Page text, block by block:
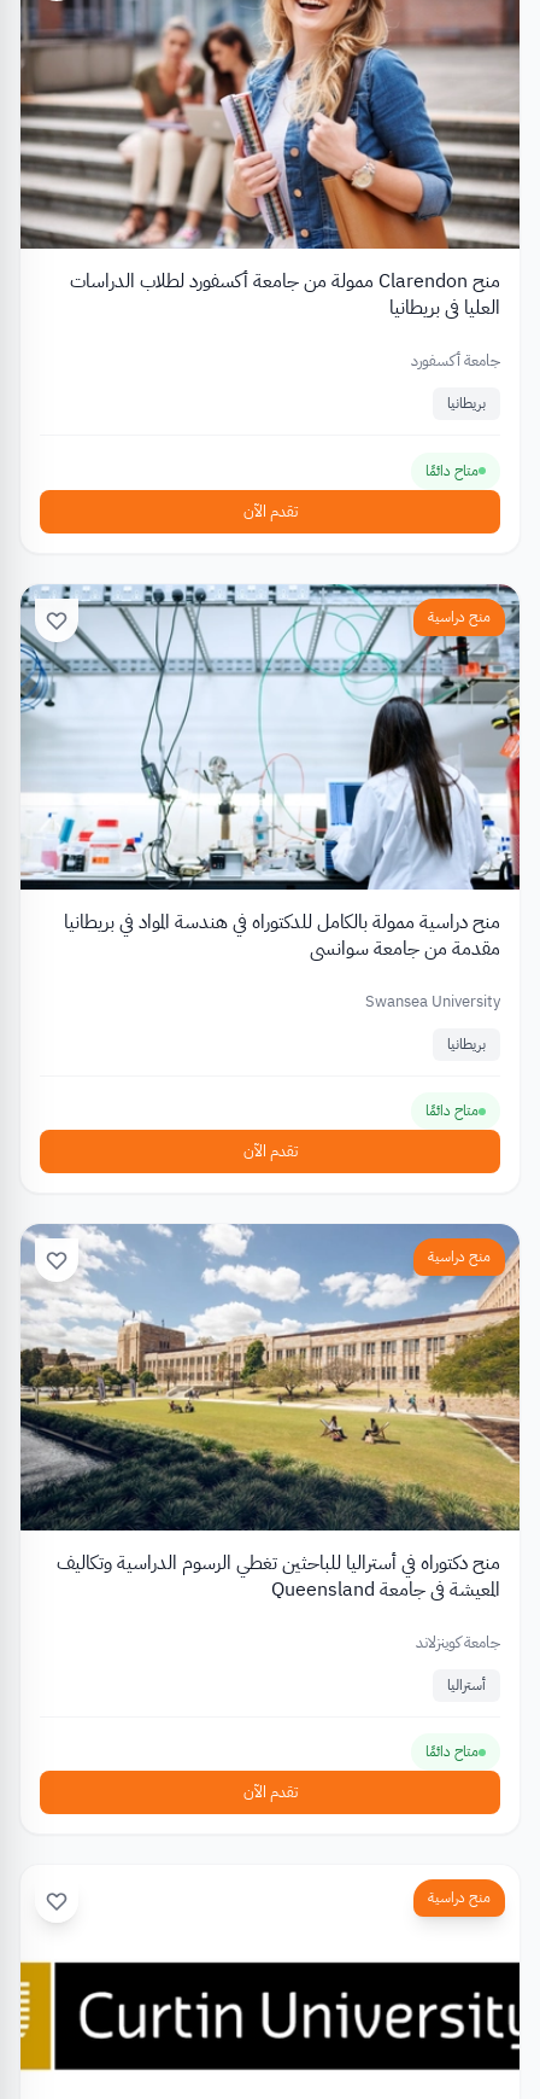
منح Clarendon ممولة من جامعة أكسفورد لطلاب الدراسات
العليا في بريطانيا
جامعة أكسفورد
بريطانيا
متاح دائمًا
تقدم الآن
منح دراسية
منح دراسية ممولة بالكامل للدكتوراه في هندسة المواد في بريطانيا
مقدمة من جامعة سوانسي
Swansea University
بريطانيا
متاح دائمًا
تقدم الآن
منح دراسية
منح دكتوراه في أستراليا للباحثين تغطي الرسوم الدراسية وتكاليف
المعيشة في جامعة Queensland
جامعة كوينزلاند
أستراليا
متاح دائمًا
تقدم الآن
منح دراسية